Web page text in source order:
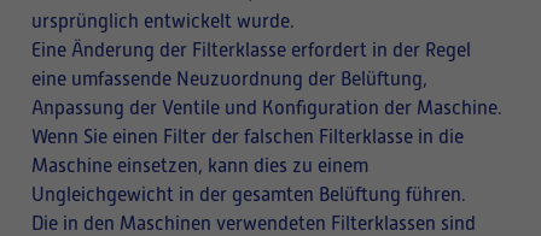
ursprünglich entwickelt wurde.
Eine Änderung der Filterklasse erfordert in der Regel
eine umfassende Neuzuordnung der Belüftung,
Anpassung der Ventile und Konfiguration der Maschine.
Wenn Sie einen Filter der falschen Filterklasse in die
Maschine einsetzen, kann dies zu einem
Ungleichgewicht in der gesamten Belüftung führen.
Die in den Maschinen verwendeten Filterklassen sind